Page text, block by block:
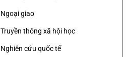
Ngoại giao
Truyền thông xã hội học
Nghiên cứu quốc tế